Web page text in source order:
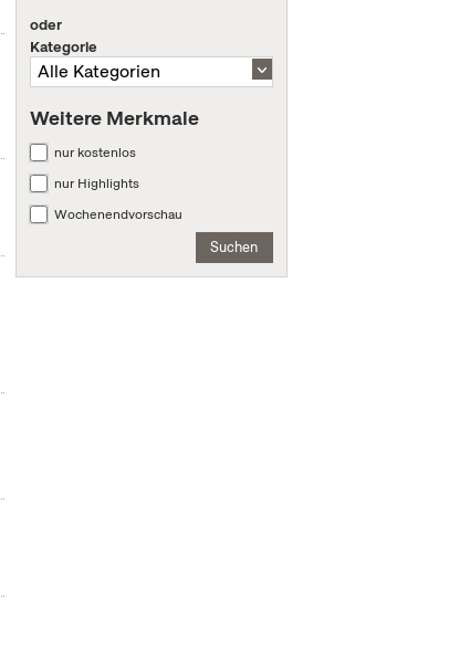
oder
Kategorie
Weitere Merkmale
nur kostenlos
nur Highlights
Wochenendvorschau
Suchen